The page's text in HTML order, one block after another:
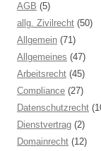
AGB (5)
allg. Zivilrecht (50)
Allgemein (71)
Allgemeines (47)
Arbeitsrecht (45)
Compliance (27)
Datenschutzrecht
Dienstvertrag (2)
Domainrecht (12)